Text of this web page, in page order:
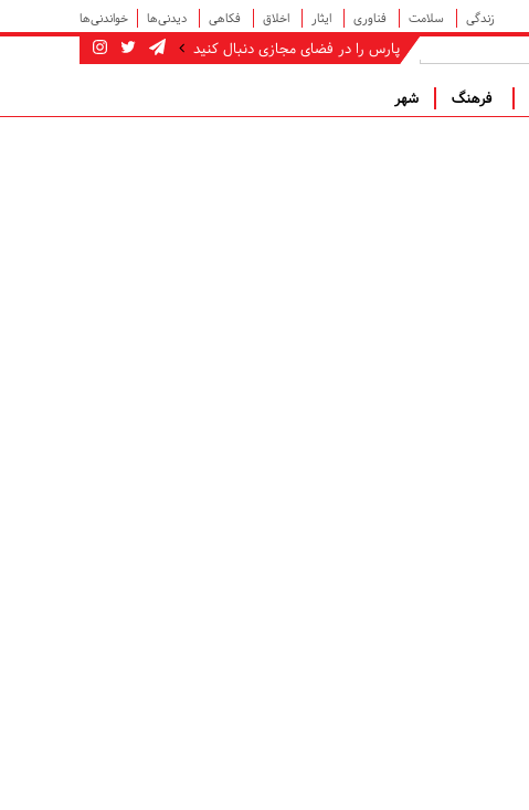
زندگی سلامت فناوری ایثار اخلاق فکاهی دیدنی‌ها خواندنی‌ها
پارس را در فضای مجازی دنبال کنید
فرهنگ شهر